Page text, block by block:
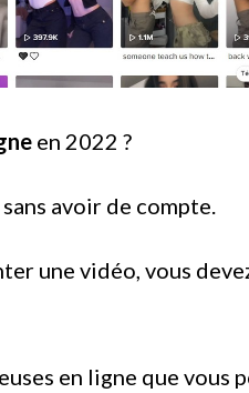
en 2022 ?
avoir de compte.
une vidéo, vous
en ligne que vous